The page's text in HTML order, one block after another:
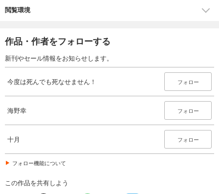
閲覧環境
作品・作者をフォローする
新刊やセール情報をお知らせします。
今度は死んでも死なせません！ フォロー
海野幸 フォロー
十月 フォロー
フォロー機能について
この作品を共有しよう